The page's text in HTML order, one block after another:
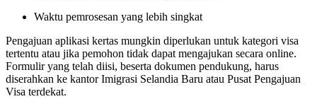
Waktu pemrosesan yang lebih singkat
Pengajuan aplikasi kertas mungkin diperlukan untuk kategori visa
tertentu atau jika pemohon tidak dapat mengajukan secara online.
Formulir yang telah diisi, beserta dokumen pendukung, harus
diserahkan ke kantor Imigrasi Selandia Baru atau Pusat Pengajuan
Visa terdekat.